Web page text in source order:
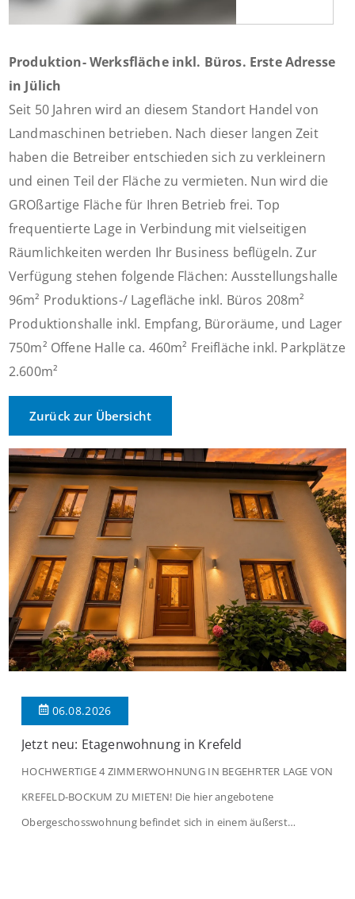
Produktion- Werksfläche inkl. Büros. Erste Adresse
in Jülich
Seit 50 Jahren wird an diesem Standort Handel von
Landmaschinen betrieben. Nach dieser langen Zeit
haben die Betreiber entschieden sich zu verkleinern
und einen Teil der Fläche zu vermieten. Nun wird die
GROßartige Fläche für Ihren Betrieb frei. Top
frequentierte Lage in Verbindung mit vielseitigen
Räumlichkeiten werden Ihr Business beflügeln. Zur
Verfügung stehen folgende Flächen: Ausstellungshalle
96m² Produktions-/ Lagefläche inkl. Büros 208m²
Produktionshalle inkl. Empfang, Büroräume, und Lager
750m² Offene Halle ca. 460m² Freifläche inkl. Parkplätze
2.600m²
Zurück zur Übersicht
06.08.2026
Jetzt neu: Etagenwohnung in Krefeld
HOCHWERTIGE 4 ZIMMERWOHNUNG IN BEGEHRTER LAGE VON
KREFELD-BOCKUM ZU MIETEN! Die hier angebotene
Obergeschosswohnung befindet sich in einem äußerst